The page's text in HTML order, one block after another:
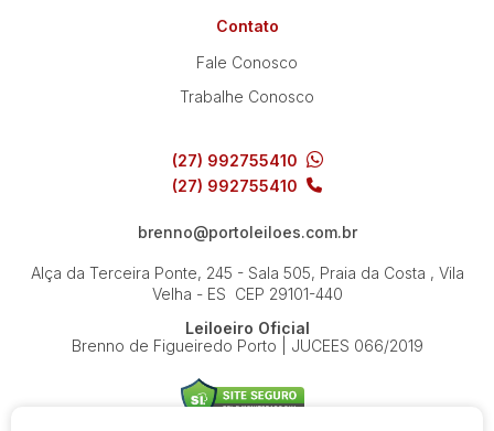
Contato
Fale Conosco
Trabalhe Conosco
(27) 992755410
(27) 992755410
brenno@portoleiloes.com.br
Alça da Terceira Ponte, 245 - Sala 505, Praia da Costa , Vila
Velha - ES CEP 29101-440
Leiloeiro Oficial
Brenno de Figueiredo Porto | JUCEES 066/2019